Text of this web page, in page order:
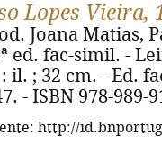
Lopes Vieira,
Joana Matias,
ed. fac-simil. -
: il. ; 32 cm. - Ed.
- ISBN 978-989-
http://